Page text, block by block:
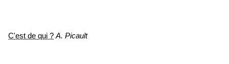
C'est de qui ? A. Picault